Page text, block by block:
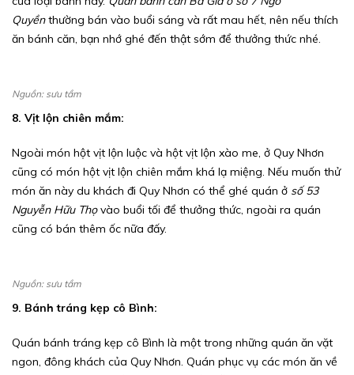
Quyềnthường bán vào buổi sáng và rất mau hết, nên nếu thích
ăn bánh căn, bạn nhớ ghé đến thật sớm để thưởng thức nhé.
Nguồn: sưu tầm
8. Vịt lộn chiên mắm:
Ngoài món hột vịt lộn luộc và hột vịt lộn xào me, ở Quy Nhơn
cũng có món hột vịt lộn chiên mắm khá lạ miệng. Nếu muốn thử
món ăn này du khách đi Quy Nhơn có thể ghé quán ở số 53
Nguyễn Hữu Thọvào buổi tối để thưởng thức, ngoài ra quán
cũng có bán thêm ốc nữa đấy.
Nguồn: sưu tầm
9. Bánh tráng kẹp cô Bình:
Quán bánh tráng kẹp cô Bình là một trong những quán ăn vặt
ngon, đông khách của Quy Nhơn. Quán phục vụ các món ăn về